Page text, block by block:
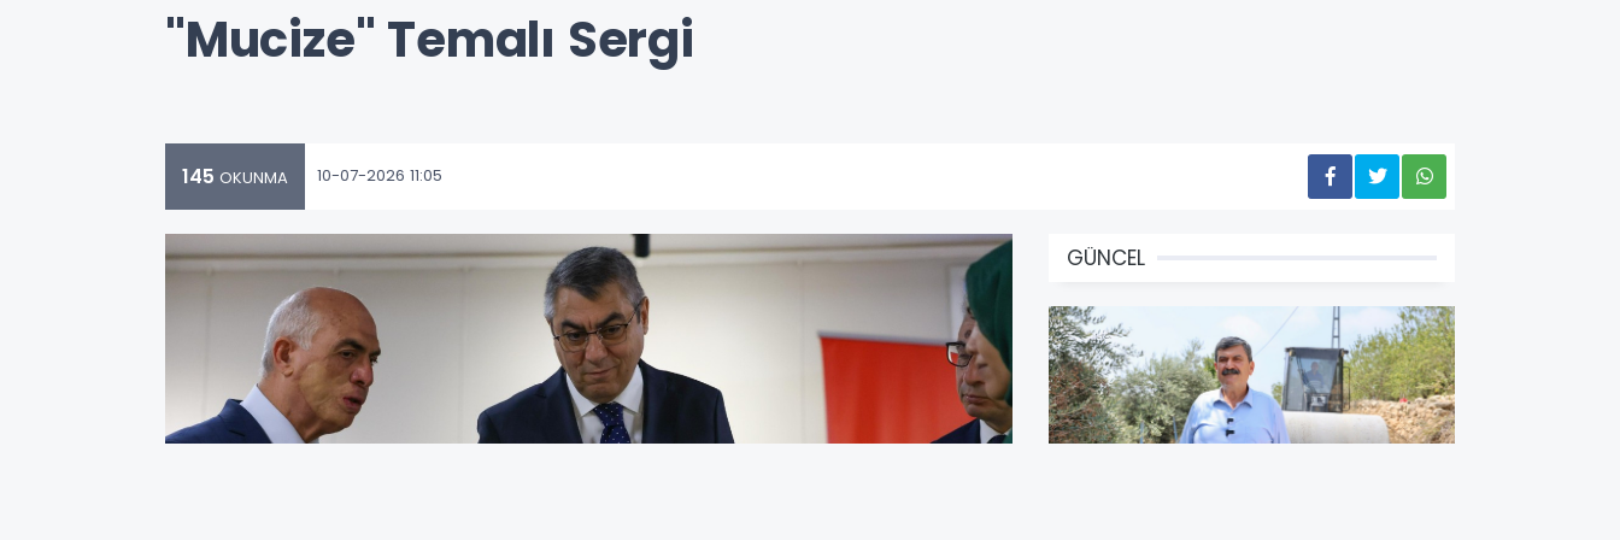
"Mucize" Temalı Sergi
145 OKUNMA 10-07-2026 11:05
GÜNCEL